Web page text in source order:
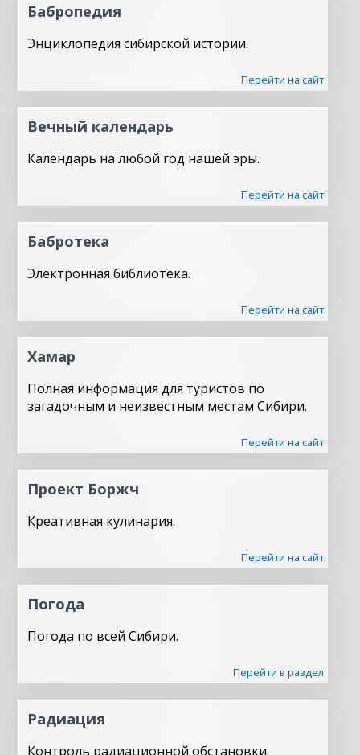
Бабропедия
Энциклопедия сибирской истории.
Перейти на сайт
Вечный календарь
Календарь на любой год нашей эры.
Перейти на сайт
Бабротека
Электронная библиотека.
Перейти на сайт
Хамар
Полная информация для туристов по
загадочным и неизвестным местам Сибири.
Перейти на сайт
Проект Боржч
Креативная кулинария.
Перейти на сайт
Погода
Погода по всей Сибири.
Перейти в раздел
Радиация
Контроль радиационной обстановки.